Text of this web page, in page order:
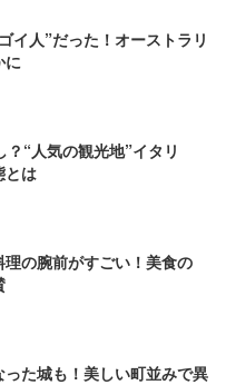
イ人”だった！オーストラリ
に
“人気の観光地”イタリ
とは
の腕前がすごい！美食の
た城も！美しい町並みで異